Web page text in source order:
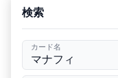
検索
カード名